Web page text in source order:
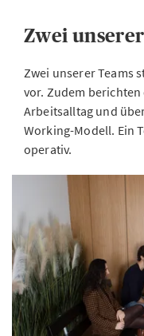
Zwei
Zwei unserer Teams
vor. Zudem
Arbeitsalltag und
Working-Modell. Ein
operativ.